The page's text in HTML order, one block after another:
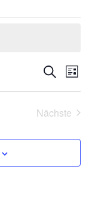
und
Suche
Liste
Nächste